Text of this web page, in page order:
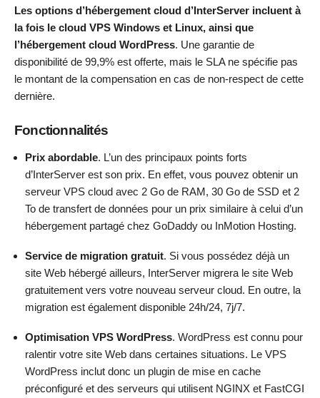
Les options d’hébergement cloud d’InterServer incluent à
la fois le cloud VPS Windows et Linux, ainsi que
l’hébergement cloud WordPress. Une garantie de
disponibilité de 99,9% est offerte, mais le SLA ne spécifie pas
le montant de la compensation en cas de non-respect de cette
dernière.
Fonctionnalités
Prix abordable. L’un des principaux points forts
d’InterServer est son prix. En effet, vous pouvez obtenir un
serveur VPS cloud avec 2 Go de RAM, 30 Go de SSD et 2
To de transfert de données pour un prix similaire à celui d’un
hébergement partagé chez GoDaddy ou InMotion Hosting.
Service de migration gratuit. Si vous possédez déjà un
site Web hébergé ailleurs, InterServer migrera le site Web
gratuitement vers votre nouveau serveur cloud. En outre, la
migration est également disponible 24h/24, 7j/7.
Optimisation VPS WordPress. WordPress est connu pour
ralentir votre site Web dans certaines situations. Le VPS
WordPress inclut donc un plugin de mise en cache
préconfiguré et des serveurs qui utilisent NGINX et FastCGI